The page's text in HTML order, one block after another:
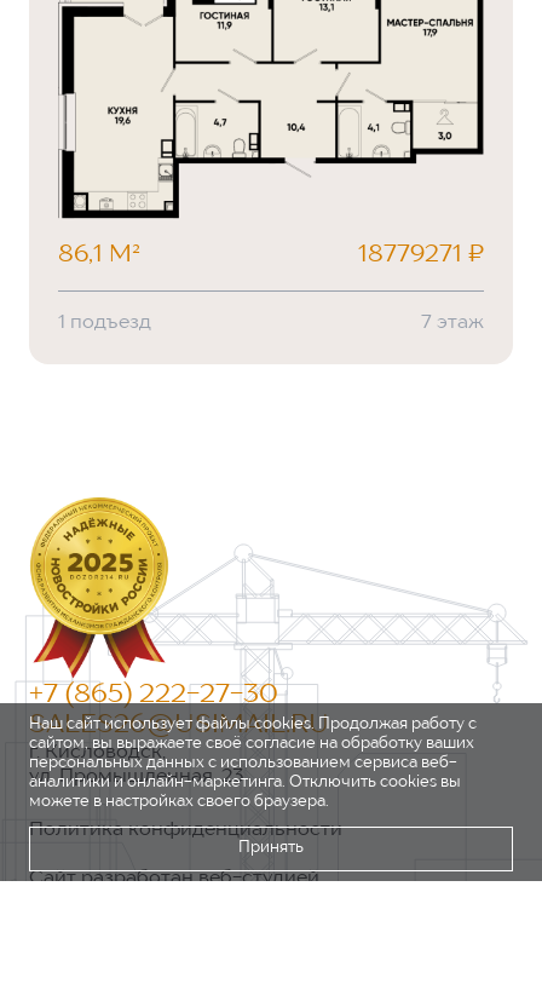
86,1 М² 18779271 ₽
1 подъезд 7 этаж
+7 (865) 222-27-30
SALES26@USIMAIL.RU
г. Кисловодск,
ул. Промышленная, 23
Политика конфиденциальности
Сайт разработан веб-студией
Наш сайт использует файлы cookies. Продолжая работу с
сайтом, вы выражаете своё согласие на обработку ваших
персональных данных с использованием сервиса веб-
аналитики и онлайн-маркетинга. Отключить cookies вы
можете в настройках своего браузера.
Принять